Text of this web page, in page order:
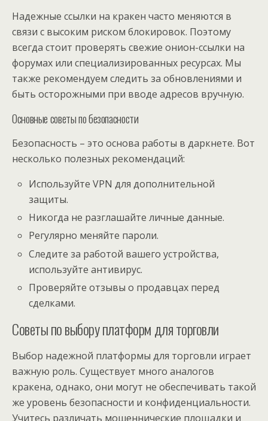
Надежные ссылки на кракен часто меняются в
связи с высоким риском блокировок. Поэтому
всегда стоит проверять свежие онион-ссылки на
форумах или специализированных ресурсах. Мы
также рекомендуем следить за обновлениями и
быть осторожными при вводе адресов вручную.
Основные советы по безопасности
Безопасность – это основа работы в даркнете. Вот
несколько полезных рекомендаций:
Используйте VPN для дополнительной
защиты.
Никогда не разглашайте личные данные.
Регулярно меняйте пароли.
Следите за работой вашего устройства,
используйте антивирус.
Проверяйте отзывы о продавцах перед
сделками.
Советы по выбору платформ для торговли
Выбор надежной платформы для торговли играет
важную роль. Существует много аналогов
кракена, однако, они могут не обеспечивать такой
же уровень безопасности и конфиденциальности.
Учитесь различать мошеннические площадки и